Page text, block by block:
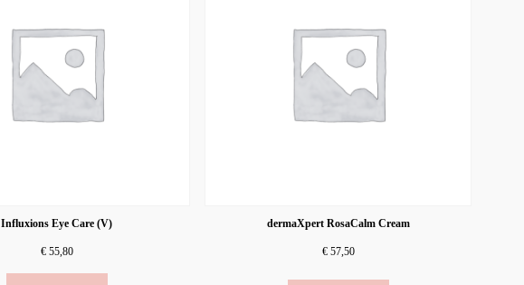
Influxions Eye Care (V)
€55,80
dermaXpert RosaCalm Cream
€57,50